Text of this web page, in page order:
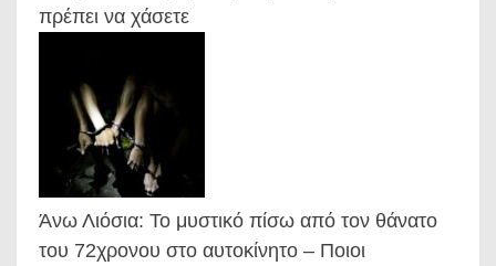
πρέπει να χάσετε
Άνω Λιόσια: Το μυστικό πίσω από τον θάνατο
του 72χρονου στο αυτοκίνητο – Ποιοι